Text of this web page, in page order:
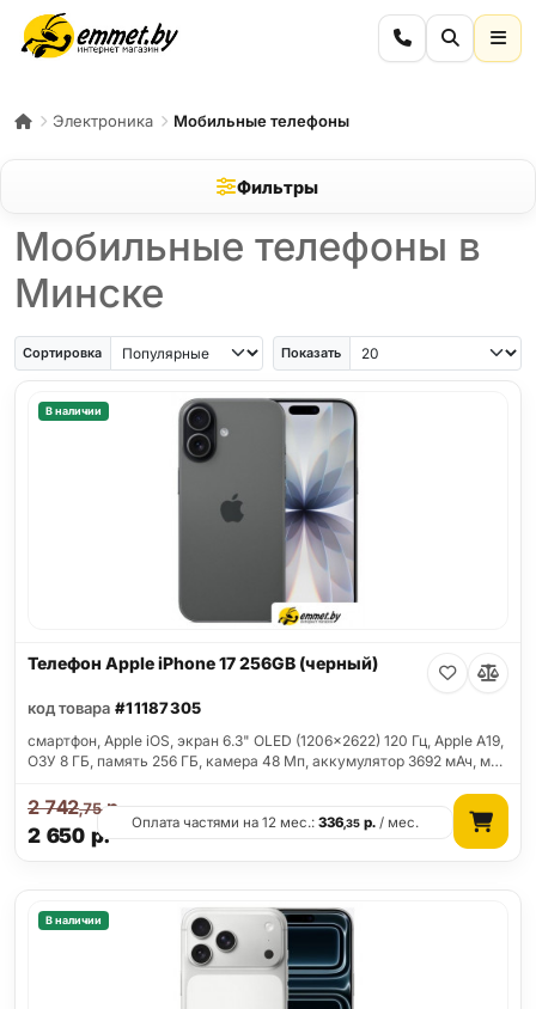
Электроника Мобильные телефоны
Фильтры
Мобильные телефоны в
Минске
iPhone AiriPhone SESamsung Galaxy A56Samsung Galaxy A57 iPhone 17
Сортировка Показать
В наличии
Телефон Apple iPhone 17 256GB (черный)
код товара #11187305
смартфон, Apple iOS, экран 6.3" OLED (1206x2622) 120 Гц, Apple A19,
ОЗУ 8 ГБ, память 256 ГБ, камера 48 Мп, аккумулятор 3692 мАч, м…
2 650 р.
2 742,75р.
Оплата частями на 12 мес.:336,35 р. / мес.
В наличии